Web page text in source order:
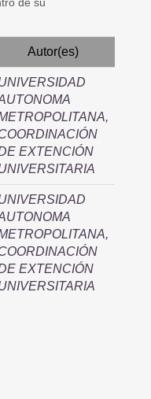
Autor(es)
EXTENCIÓN
EXTENCIÓN